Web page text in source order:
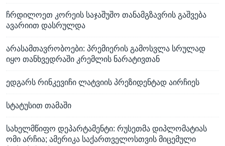
ჩრდილოეთ კორეის საჯაშუშო თანამგზავრის გაშვება
ავარიით დასრულდა
არასამთავრობოები: პრემიერის გამოსვლა სრულად
იყო თანხვედრაში კრემლის ნარატივთან
ედგარს რინკევიჩი ლატვიის პრეზიდენტად აირჩიეს
სტატუსით თამაში
სახელმწიფო დეპარტამენტი: რუსეთმა დიპლომატიას
ომი არჩია; ამერიკა საქართველოსთვის მიცემული